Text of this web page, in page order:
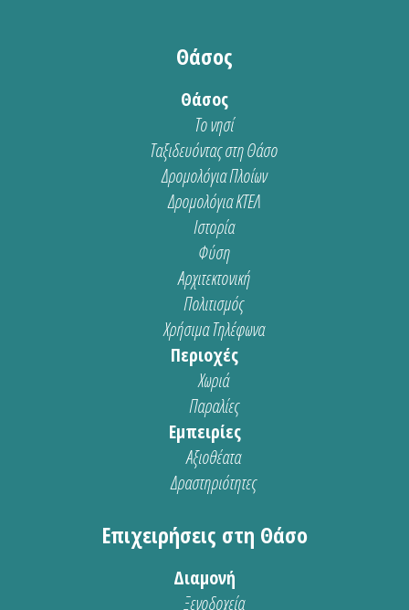
Θάσος
Θάσος
Το νησί
Ταξιδευόντας στη Θάσο
Δρομολόγια Πλοίων
Δρομολόγια ΚΤΕΛ
Ιστορία
Φύση
Αρχιτεκτονική
Πολιτισμός
Χρήσιμα Τηλέφωνα
Περιοχές
Χωριά
Παραλίες
Εμπειρίες
Αξιοθέατα
Δραστηριότητες
Επιχειρήσεις στη Θάσο
Διαμονή
Ξενοδοχεία